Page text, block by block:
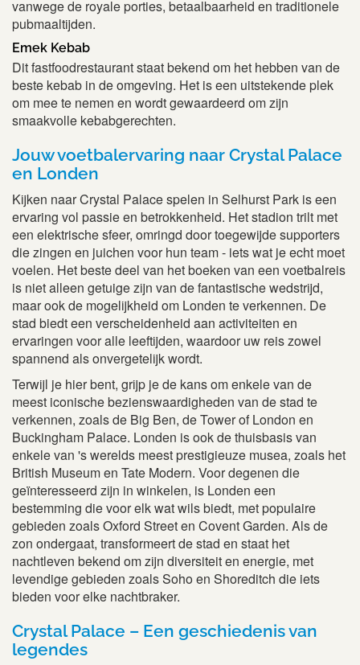
vanwege de royale porties, betaalbaarheid en traditionele
pubmaaltijden.
Emek Kebab
Dit fastfoodrestaurant staat bekend om het hebben van de
beste kebab in de omgeving. Het is een uitstekende plek
om mee te nemen en wordt gewaardeerd om zijn
smaakvolle kebabgerechten.
Jouw voetbalervaring naar Crystal Palace
en Londen
Kijken naar Crystal Palace spelen in Selhurst Park is een
ervaring vol passie en betrokkenheid. Het stadion trilt met
een elektrische sfeer, omringd door toegewijde supporters
die zingen en juichen voor hun team - iets wat je echt moet
voelen. Het beste deel van het boeken van een voetbalreis
is niet alleen getuige zijn van de fantastische wedstrijd,
maar ook de mogelijkheid om Londen te verkennen. De
stad biedt een verscheidenheid aan activiteiten en
ervaringen voor alle leeftijden, waardoor uw reis zowel
spannend als onvergetelijk wordt.
Terwijl je hier bent, grijp je de kans om enkele van de
meest iconische bezienswaardigheden van de stad te
verkennen, zoals de Big Ben, de Tower of London en
Buckingham Palace. Londen is ook de thuisbasis van
enkele van 's werelds meest prestigieuze musea, zoals het
British Museum en Tate Modern. Voor degenen die
geïnteresseerd zijn in winkelen, is Londen een
bestemming die voor elk wat wils biedt, met populaire
gebieden zoals Oxford Street en Covent Garden. Als de
zon ondergaat, transformeert de stad en staat het
nachtleven bekend om zijn diversiteit en energie, met
levendige gebieden zoals Soho en Shoreditch die iets
bieden voor elke nachtbraker.
Crystal Palace – Een geschiedenis van
legendes